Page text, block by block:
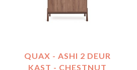
QUAX - ASHI 2 DEUR
KAST - CHESTNUT